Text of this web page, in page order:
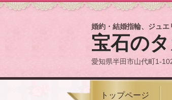
婚約・結婚指輪、ジュ
宝石の
愛知県半田市山代町1-
トップページ